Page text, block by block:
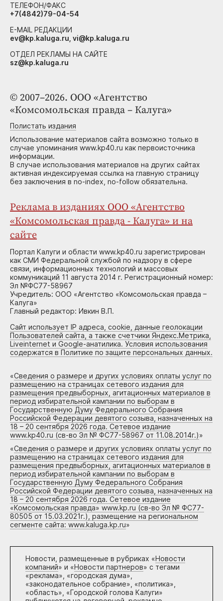
© 2007–2026. ООО «Агентство
«Комсомольская правда – Калуга»
Полистать издания
Использование материалов сайта возможно только в
случае упоминания www.kp40.ru как первоисточника
информации.
В случае использования материалов на других сайтах
активная индексируемая ссылка на главную страницу
без заключения в no-index, no-follow обязательна.
Реклама в изданиях ООО «Агентство
«Комсомольская правда - Калуга» и на
сайте
Портал Калуги и области www.kp40.ru зарегистрирован
как СМИ Федеральной службой по надзору в сфере
связи, информационных технологий и массовых
коммуникаций 11 августа 2014 г. Регистрационный номер:
Эл №ФС77-58967
Учредитель: ООО «Агентство «Комсомольская правда –
Калуга»
Главный редактор: Ивкин В.П.
Сайт использует IP адреса, cookie, данные геолокации
Пользователей сайта, а также счетчики Яндекс.Метрика,
Liveinternet и Google-анатилика. Условия использования
содержатся в Политике по защите персональных данных.
«Сведения о размере и других условиях оплаты услуг по
размещению на страницах сетевого издания для
размещения предвыборных, агитационных материалов в
период избирательной кампании по выборам в
Государственную Думу Федерального Собрания
Российской Федерации девятого созыва, назначенных на
18 – 20 сентября 2026 года. Сетевое издание
www.kp40.ru (св-во Эл № ФС77-58967 от 11.08.2014г.)»
«Сведения о размере и других условиях оплаты услуг по
размещению на страницах сетевого издания для
размещения предвыборных, агитационных материалов в
период избирательной кампании по выборам в
Государственную Думу Федерального Собрания
Российской Федерации девятого созыва, назначенных на
18 – 20 сентября 2026 года. Сетевое издание
«Комсомольская правда» www.kp.ru (св-во Эл № ФС77-
80505 от 15.03.2021г.), размещение на региональном
сегменте сайта: www.kaluga.kp.ru»
Новости, размещенные в рубриках «Новости
компаний» и «Новости партнеров» с тегами
«реклама», «городская дума»,
«законодательное собрание», «политика»,
«область», «Городской голова Калуги»
ТЕЛЕФОН/ФАКС
+7(4842)79-04-54
E-MAIL РЕДАКЦИИ
ev@kp.kaluga.ru, vi@kp.kaluga.ru
ОТДЕЛ РЕКЛАМЫ НА САЙТЕ
sz@kp.kaluga.ru